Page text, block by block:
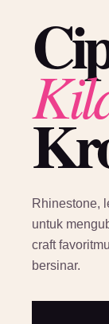
Rhinestone,
untuk
craft
bersinar.